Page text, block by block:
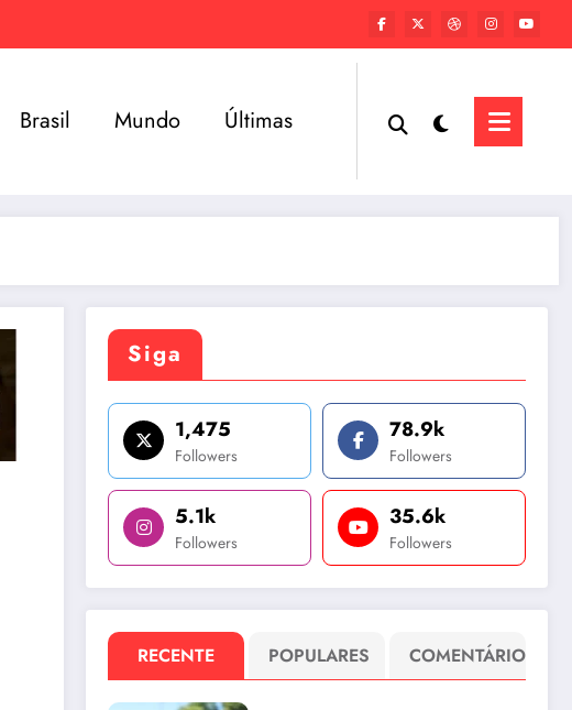
Brasil Mundo Últimas
Siga
1,475
Followers
78.9k
Followers
5.1k
Followers
35.6k
Followers
RECENTE POPULARES COMENTÁRIO